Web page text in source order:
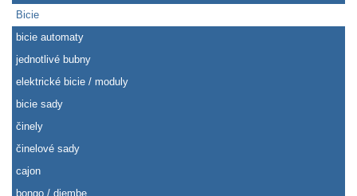
Bicie
bicie automaty
jednotlivé bubny
elektrické bicie / moduly
bicie sady
činely
činelové sady
cajon
bongo / djembe